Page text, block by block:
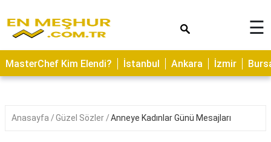
ASTROLOJİ
SAĞLIK
☰
MasterChef Kim Elendi? İstanbul Ankara İzmir
Anasayfa Güzel Sözler Anneye Kadınlar Günü Mesajları